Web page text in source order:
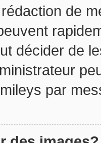
de
décider de
par